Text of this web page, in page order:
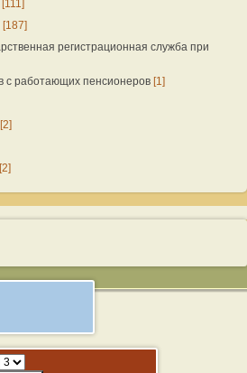
[111]
[187]
регистрационная служба при
с работающих пенсионеров [1]
[2]
[2]